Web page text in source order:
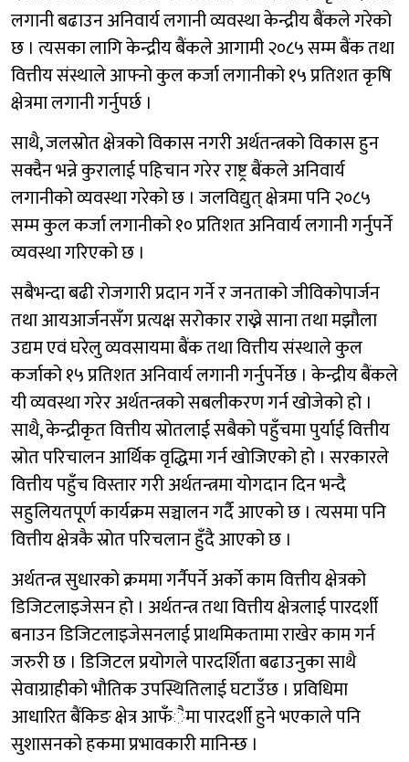
लगानी बढाउन अनिवार्य लगानी व्यवस्था केन्द्रीय बैंकले गरेको
छ । त्यसका लागि केन्द्रीय बैंकले आगामी २०८५ सम्म बैंक तथा
वित्तीय संस्थाले आफ्नो कुल कर्जा लगानीको १५ प्रतिशत कृषि
क्षेत्रमा लगानी गर्नुपर्छ ।
साथै, जलस्रोत क्षेत्रको विकास नगरी अर्थतन्त्रको विकास हुन
सक्दैन भन्ने कुरालाई पहिचान गरेर राष्ट्र बैंकले अनिवार्य
लगानीको व्यवस्था गरेको छ । जलविद्युत् क्षेत्रमा पनि २०८५
सम्म कुल कर्जा लगानीको १० प्रतिशत अनिवार्य लगानी गर्नुपर्ने
व्यवस्था गरिएको छ ।
सबैभन्दा बढी रोजगारी प्रदान गर्ने र जनताको जीविकोपार्जन
तथा आयआर्जनसँग प्रत्यक्ष सरोकार राख्ने साना तथा मझौला
उद्यम एवं घरेलु व्यवसायमा बैंक तथा वित्तीय संस्थाले कुल
कर्जाको १५ प्रतिशत अनिवार्य लगानी गर्नुपर्नेछ । केन्द्रीय बैंकले
यी व्यवस्था गरेर अर्थतन्त्रको सबलीकरण गर्न खोजेको हो ।
साथै, केन्द्रीकृत वित्तीय स्रोतलाई सबैको पहुँचमा पुर्याई वित्तीय
स्रोत परिचालन आर्थिक वृद्धिमा गर्न खोजिएको हो । सरकारले
वित्तीय पहुँच विस्तार गरी अर्थतन्त्रमा योगदान दिन भन्दै
सहुलियतपूर्ण कार्यक्रम सञ्चालन गर्दै आएको छ । त्यसमा पनि
वित्तीय क्षेत्रकै स्रोत परिचलान हुँदै आएको छ ।
अर्थतन्त्र सुधारको क्रममा गर्नैपर्ने अर्को काम वित्तीय क्षेत्रको
डिजिटलाइजेसन हो । अर्थतन्त्र तथा वित्तीय क्षेत्रलाई पारदर्शी
बनाउन डिजिटलाइजेसनलाई प्राथमिकतामा राखेर काम गर्न
जरुरी छ । डिजिटल प्रयोगले पारदर्शिता बढाउनुका साथै
सेवाग्राहीको भौतिक उपस्थितिलाई घटाउँछ । प्रविधिमा
आधारित बैंकिङ क्षेत्र आफँैमा पारदर्शी हुने भएकाले पनि
सुशासनको हकमा प्रभावकारी मानिन्छ ।